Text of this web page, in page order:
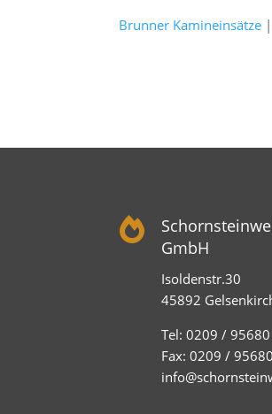
Brunner Kamineinsätze

GmbH
Isoldenstr.30
45892
Tel: 0209 /
Fax: 0209 /